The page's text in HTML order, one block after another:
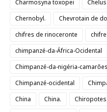
Charmosyna toxopei
Chernobyl.
Chevrotain de
chifres de rinoceronte
chimpanzé-da-África-Ocidental
Chimpanzé-da-nigéria-camarões
Chimpanzé-ocidental
China
China.